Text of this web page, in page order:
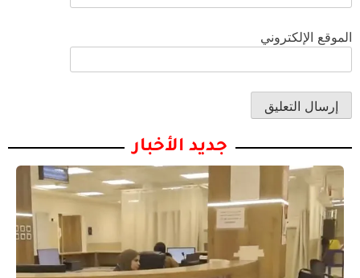
الموقع الإلكتروني
جديد الأخبار